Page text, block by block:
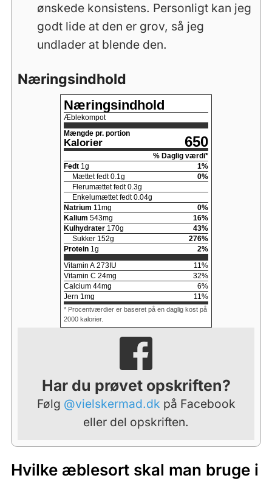
ønskede konsistens. Personligt kan jeg
godt lide at den er grov, så jeg
undlader at blende den.
Næringsindhold
Næringsindhold
Æblekompot
Mængde pr. portion
Kalorier 650
% Daglig værdi*
Fedt 1g 1%
Mættet fedt 0.1g 0%
Flerumættet fedt 0.3g
Enkelumættet fedt 0.04g
Natrium 11mg 0%
Kalium 543mg 16%
Kulhydrater 170g 43%
Sukker 152g 276%
Protein 1g 2%
Vitamin A 273 IU 11%
Vitamin C 24mg 32%
Calcium 44mg 6%
Jern 1mg 11%
* Procentværdier er baseret på en daglig kost på
2000 kalorier.
Har du prøvet opskriften?
Følg @vielskermad.dk på Facebook
eller del opskriften.
Hvilke æblesort skal man bruge i